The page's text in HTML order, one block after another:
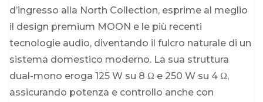
d’ingresso alla North Collection, esprime al meglio
il design premium MOON e le più recenti
tecnologie audio, diventando il fulcro naturale di un
sistema domestico moderno. La sua struttura
dual-mono eroga 125 W su 8 Ω e 250 W su 4 Ω,
assicurando potenza e controllo anche con